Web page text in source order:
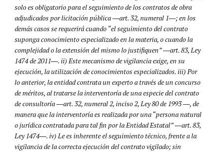
solo es obligatorio para el seguimiento de los contratos de obra
adjudicados por licitación pública ―art. 32, numeral 1―; en los
demás casos se requerirá cuando “el seguimiento del contrato
suponga conocimiento especializado en la materia, o cuando la
complejidad o la extensión del mismo lo justifiquen” ―art. 83, Ley
1474 de 2011―. ii) Este mecanismo de vigilancia exige, en su
ejecución, la utilización de conocimientos especializados. iii) Por
lo anterior, la entidad contrata un experto a través de un concurso
de méritos, al tratarse la interventoría de una especie del contrato
de consultoría ―art. 32, numeral 2, inciso 2, Ley 80 de 1993 ―, de
manera que la interventoría es realizada por una “persona natural
o jurídica contratada para tal fin por la Entidad Estatal” ―art. 83,
Ley 1474―. iv) Le es inherente el seguimiento técnico, frente a la
vigilancia de la correcta ejecución del contrato vigilado; sin